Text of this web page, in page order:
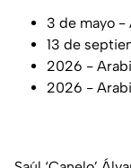
3 de mayo -
13 de
2026 -
2026 -